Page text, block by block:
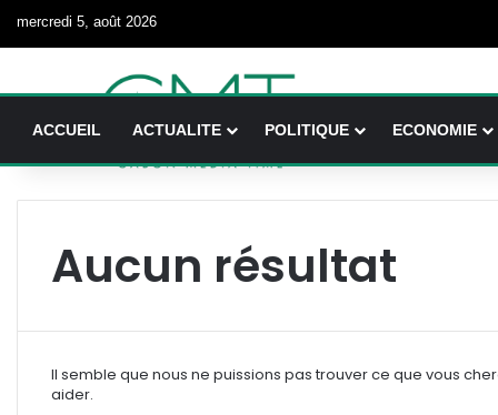
mercredi 5, août 2026
ACCUEIL ACTUALITE POLITIQUE ECONOMIE
Aucun résultat
Il semble que nous ne puissions pas trouver ce que vous
aider.